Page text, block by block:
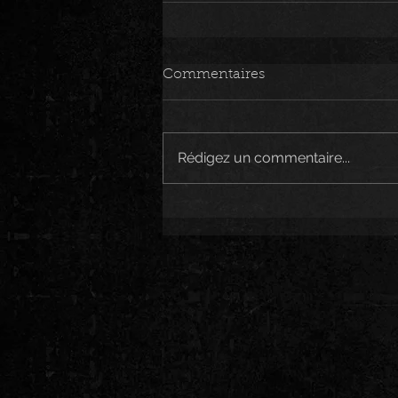
Commentaires
Rédigez un commentaire...